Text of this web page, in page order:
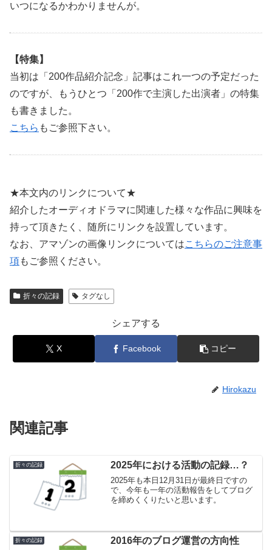
いつになるかわかりませんが。
【特集】
当初は「200作品紹介記念」記事はこれ一つの予定だった
のですが、もうひとつ「200作で主演した出演者」の特集
も書きました。
こちら もご参照下さい。
★本文内のリンクについて★
紹介したオーディオドラマに関連した様々な作品に興味を
持って頂きたく、随所にリンクを設置しています。
なお、アマゾンの画像リンクについてはこちらのご注意事
項もご参照ください。
折々の記録 タグなし
シェアする
X Facebook コピー
Hirokazu
関連記事
折々の記録 2025年における活動の記録…？
2025年も本日12月31日が最終日ですの
で、今年も一年の活動報告をしてブログ
を締めくくりたいと思います。
折々の記録 2016年のブログ運営の方向性